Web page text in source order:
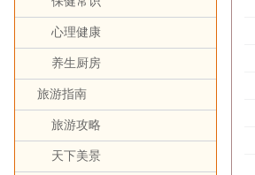
心理健康
养生厨房
旅游指南
旅游攻略
天下美景